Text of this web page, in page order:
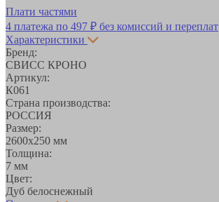
Плати частями
4 платежа по 497 ₽ без комиссий и переплат
Характеристики
Бренд:
СВИСС КРОНО
Артикул:
К061
Страна производства:
РОССИЯ
Размер:
2600х250 мм
Толщина:
7 мм
Цвет:
Дуб белоснежный